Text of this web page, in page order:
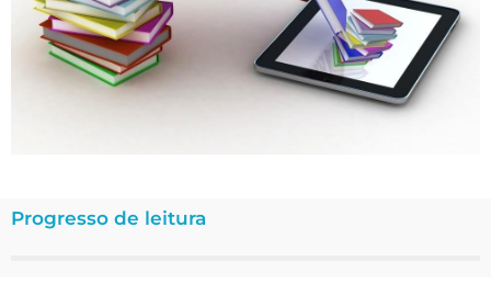
Progresso de leitura